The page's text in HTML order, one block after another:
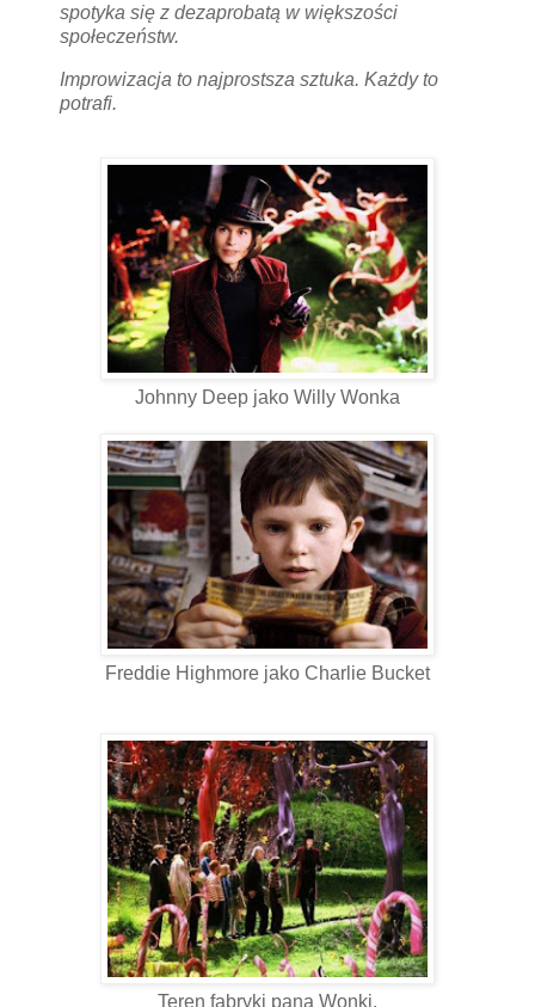
spotyka się z dezaprobatą w większości
społeczeństw.
Improwizacja to najprostsza sztuka. Każdy to
potrafi.
Johnny Deep jako Willy Wonka
Freddie Highmore jako Charlie Bucket
Teren fabryki pana Wonki.